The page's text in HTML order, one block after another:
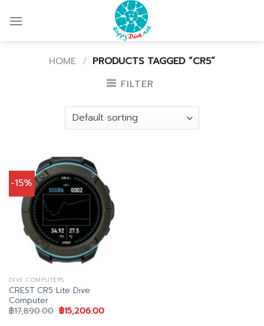
HOME / PRODUCTS TAGGED “CR5”
FILTER
-15%
DIVE COMPUTERS
CREST CR5 Lite Dive
Computer
฿17,890.00 Original
price
฿15,206.00Current